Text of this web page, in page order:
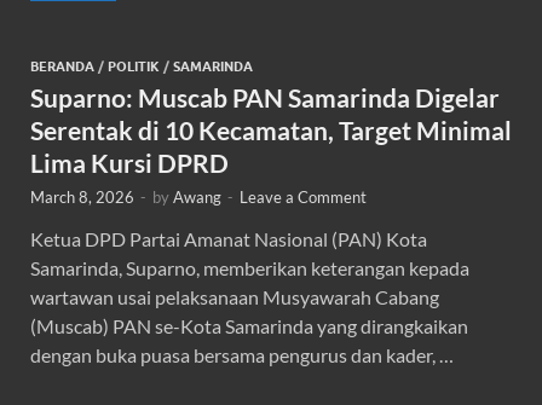
BERANDA / POLITIK / SAMARINDA
Suparno: Muscab PAN Samarinda Digelar
Serentak di 10 Kecamatan, Target Minimal
Lima Kursi DPRD
March 8, 2026 - byAwang - Leave a Comment
Ketua DPD Partai Amanat Nasional (PAN) Kota
Samarinda, Suparno, memberikan keterangan kepada
wartawan usai pelaksanaan Musyawarah Cabang
(Muscab) PAN se-Kota Samarinda yang dirangkaikan
dengan buka puasa bersama pengurus dan kader, …